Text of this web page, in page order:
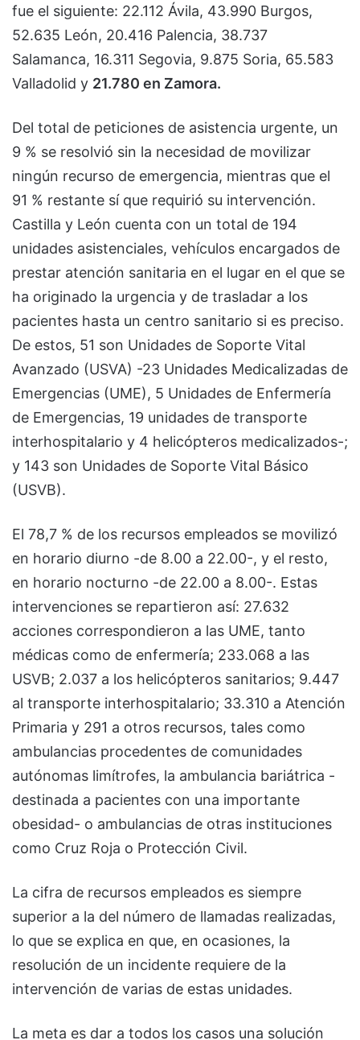
fue el siguiente: 22.112 Ávila, 43.990 Burgos,
52.635 León, 20.416 Palencia, 38.737
Salamanca, 16.311 Segovia, 9.875 Soria, 65.583
Valladolid y 21.780 en Zamora.
Del total de peticiones de asistencia urgente, un
9 % se resolvió sin la necesidad de movilizar
ningún recurso de emergencia, mientras que el
91 % restante sí que requirió su intervención.
Castilla y León cuenta con un total de 194
unidades asistenciales, vehículos encargados de
prestar atención sanitaria en el lugar en el que se
ha originado la urgencia y de trasladar a los
pacientes hasta un centro sanitario si es preciso.
De estos, 51 son Unidades de Soporte Vital
Avanzado (USVA) -23 Unidades Medicalizadas de
Emergencias (UME), 5 Unidades de Enfermería
de Emergencias, 19 unidades de transporte
interhospitalario y 4 helicópteros medicalizados-;
y 143 son Unidades de Soporte Vital Básico
(USVB).
El 78,7 % de los recursos empleados se movilizó
en horario diurno -de 8.00 a 22.00-, y el resto,
en horario nocturno -de 22.00 a 8.00-. Estas
intervenciones se repartieron así: 27.632
acciones correspondieron a las UME, tanto
médicas como de enfermería; 233.068 a las
USVB; 2.037 a los helicópteros sanitarios; 9.447
al transporte interhospitalario; 33.310 a Atención
Primaria y 291 a otros recursos, tales como
ambulancias procedentes de comunidades
autónomas limítrofes, la ambulancia bariátrica -
destinada a pacientes con una importante
obesidad- o ambulancias de otras instituciones
como Cruz Roja o Protección Civil.
La cifra de recursos empleados es siempre
superior a la del número de llamadas realizadas,
lo que se explica en que, en ocasiones, la
resolución de un incidente requiere de la
intervención de varias de estas unidades.
La meta es dar a todos los casos una solución